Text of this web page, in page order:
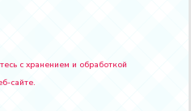
с хранением и обработкой
сайте.